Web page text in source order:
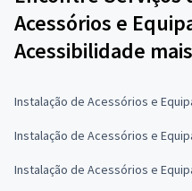
Acessórios e
Acessibilidade
Instalação de Acessórios e
Instalação de Acessórios e
Instalação de Acessórios e